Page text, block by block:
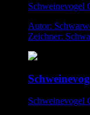
Schweinevogel
Autor:
Zeichner:
Schweinevogel